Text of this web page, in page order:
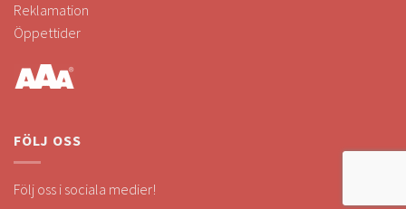
Reklamation
Öppettider
FÖLJ OSS
Följ oss i sociala medier!